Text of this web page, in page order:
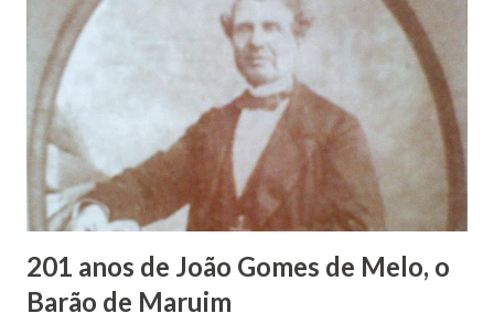
plano para auxiliar na renda familiar. No comércio foi
garçon, dono de bar, de armarinho e depois de uma
panificação. “Ao contrário de muitos, que renegam suas
raízes e procuram obscurecer seu passado, orgulhava-se
em defender o pão como garçon, tendo incontáveis vezes
que trabalhar copiosamente fora de seu horário normal em
trocas de gorjetas que c...
201 anos de João Gomes de Melo, o
Barão de Maruim